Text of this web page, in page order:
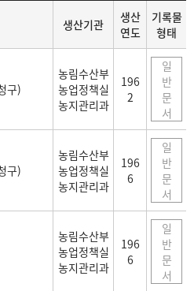
생산기관
생산
연도
기록물
형태
구)
농림수산부
농업정책실
농지관리과
196
2
일
반
문
서
구)
농림수산부
농업정책실
농지관리과
196
6
일
반
문
서
농림수산부
농업정책실
농지관리과
196
6
일
반
문
서